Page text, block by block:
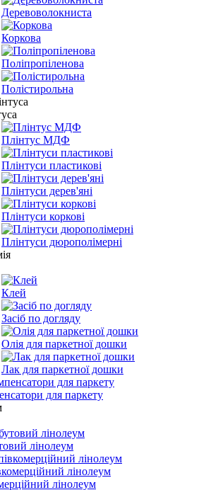
Деревоволокниста
Коркова
Поліпропіленова
Полістирольна
Плінтус МДФ
Плінтуси пластикові
Плінтуси дерев'яні
Плінтуси коркові
Плінтуси дюрополімерні
Клей
Засіб по догляду
Олія для паркетної дошки
Лак для паркетної дошки
для паркету
лінолеум
лінолеум